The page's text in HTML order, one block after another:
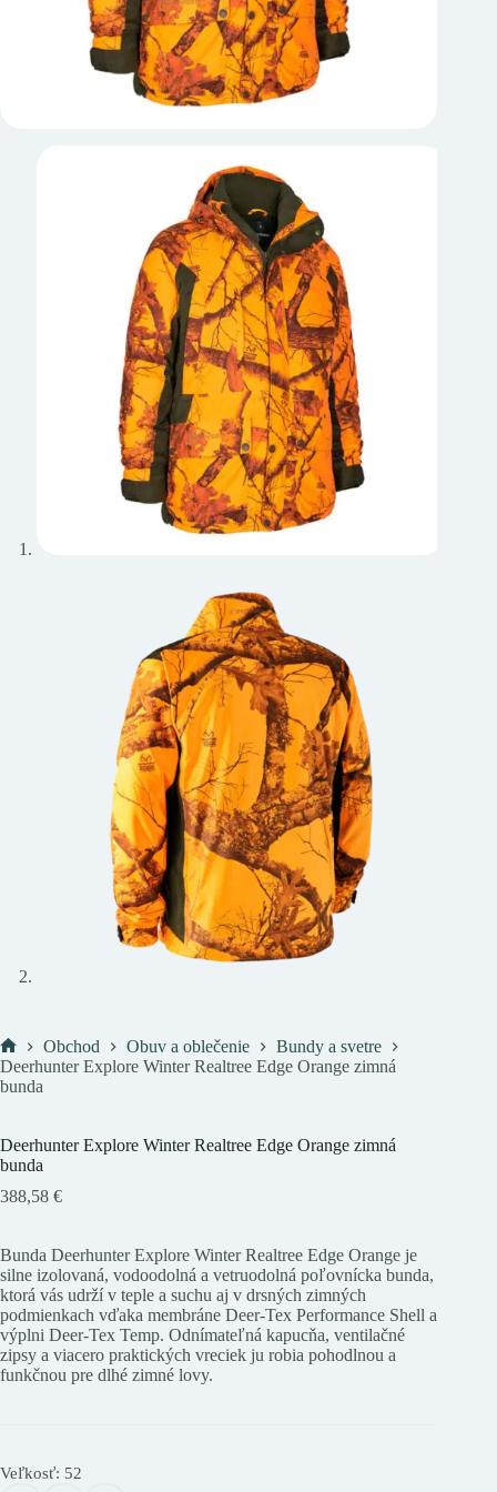
Domov
Obchod Obuv a oblečenie
Bundy a svetre
Deerhunter Explore Winter Realtree Edge Orange zimná
bunda
Deerhunter Explore Winter Realtree Edge Orange zimná
bunda
388,58 €
Bunda Deerhunter Explore Winter Realtree Edge Orange je
silne izolovaná, vodoodolná a vetruodolná poľovnícka bunda,
ktorá vás udrží v teple a suchu aj v drsných zimných
podmienkach vďaka membráne Deer-Tex Performance Shell a
výplni Deer-Tex Temp. Odnímateľná kapucňa, ventilačné
zipsy a viacero praktických vreciek ju robia pohodlnou a
funkčnou pre dlhé zimné lovy.
Veľkosť: 52